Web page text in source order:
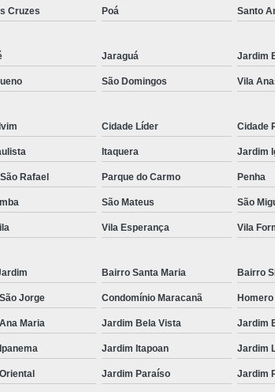
Aluguel de
Aluguel de Munck para
Locação de
Transportadora com
Transporte com
Transporte de Cargas com
Transporte de Máquinas e
Caminhões de
Carregamento de
Carregamento de Container com
Cruzes Poá Santo
Jaraguá Jardim
São Domingos Vila
Cidade Líder Cidade
Itaquera Jardim
Rafael Parque do Carmo Penha
São Mateus São
Vila Esperança Vila
Bairro Santa Maria Bairro
Jorge Condomínio Maracanã Homero
Maria Jardim Bela Vista Jardim
Jardim Itapoan Jardim
Jardim Paraíso Jardim